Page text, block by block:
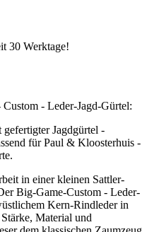
30 Werktage!
- Leder-Jagd-Gürtel:
Jagdgürtel -
für Paul & Kloosterhuis -
in einer kleinen Sattler-
Big-Game-Custom - Leder-
Kern-Rindleder in
Material und